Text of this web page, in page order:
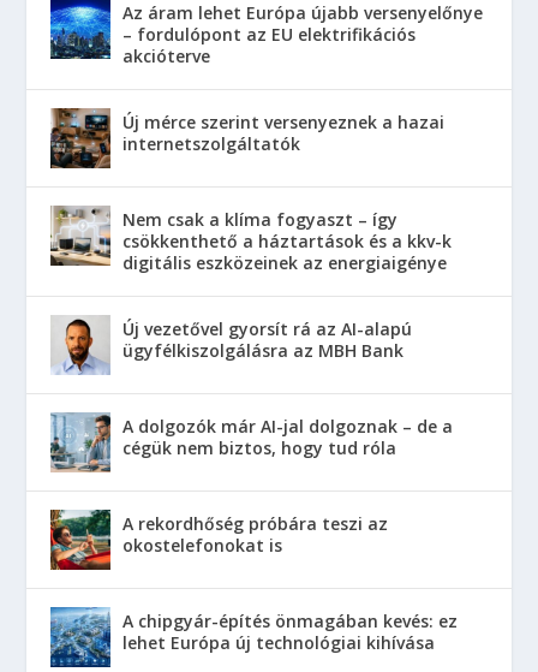
Az áram lehet Európa újabb versenyelőnye
– fordulópont az EU elektrifikációs
akcióterve
Új mérce szerint versenyeznek a hazai
internetszolgáltatók
Nem csak a klíma fogyaszt – így
csökkenthető a háztartások és a kkv-k
digitális eszközeinek az energiaigénye
Új vezetővel gyorsít rá az AI-alapú
ügyfélkiszolgálásra az MBH Bank
A dolgozók már AI-jal dolgoznak – de a
cégük nem biztos, hogy tud róla
A rekordhőség próbára teszi az
okostelefonokat is
A chipgyár-építés önmagában kevés: ez
lehet Európa új technológiai kihívása